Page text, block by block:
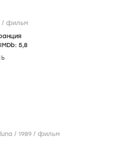
/ фильм
IMDb: 5,8
In una notte di chiaro di luna / 1989 / фильм